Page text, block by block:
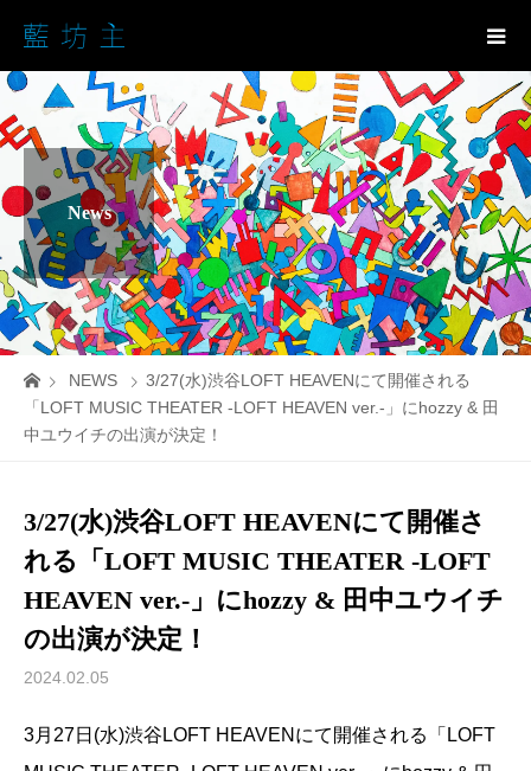
News
NEWS
3/27(水)渋谷LOFT HEAVENにて開催される
「LOFT MUSIC THEATER -LOFT HEAVEN ver.-」にhozzy & 田
中ユウイチの出演が決定！
3/27(水)渋谷LOFT HEAVENにて開催さ
れる「LOFT MUSIC THEATER -LOFT
HEAVEN ver.-」にhozzy & 田中ユウイチ
の出演が決定！
2024.02.05
3月27日(水)渋谷LOFT HEAVENにて開催される「LOFT